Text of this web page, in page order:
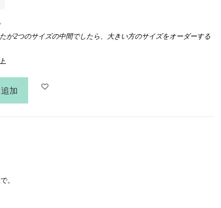
が2つのサイズの中間でしたら、大きい方のサイズをオーダーする
加
。